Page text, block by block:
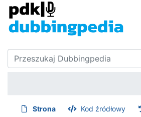
Strona Kod źródłowy